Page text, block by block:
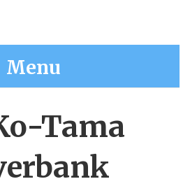
Menu
Tama